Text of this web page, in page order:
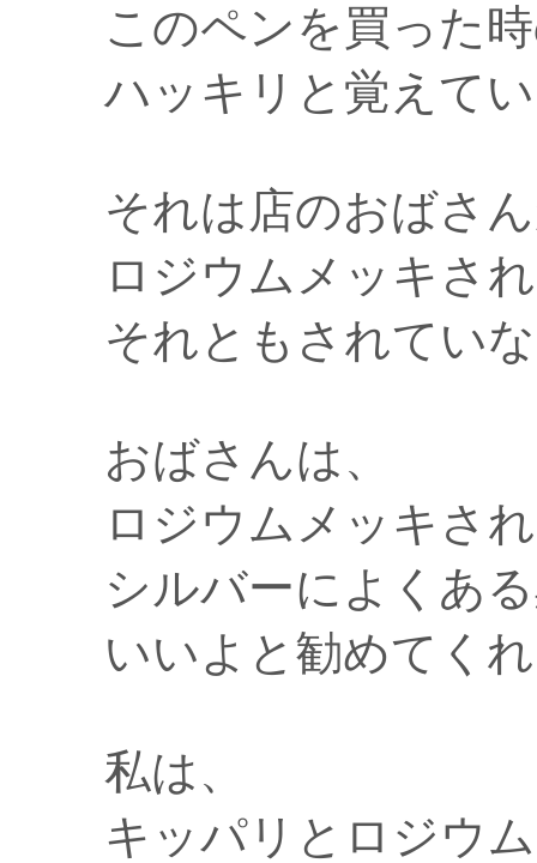
このペンを買った
ハッキリと覚えて
それは店のおばさ
ロジウムメッキさ
それともされてい
おばさんは、
ロジウムメッキさ
シルバーによくあ
いいよと勧めてく
私は、
キッパリとロジウ